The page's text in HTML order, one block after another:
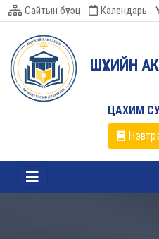
Сайтын бүтэц Календарь
ШҮҮХИЙН
ЦАХИМ